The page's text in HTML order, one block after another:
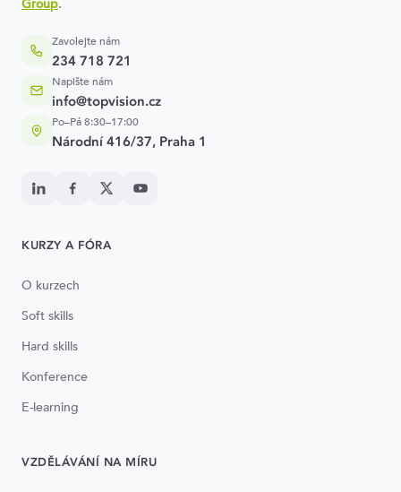
Group.
Zavolejte nám
234 718 721
Napište nám
info@topvision.cz
Po–Pá 8:30–17:00
Národní 416/37, Praha 1
KURZY A FÓRA
O kurzech
Soft skills
Hard skills
Konference
E-learning
VZDĚLÁVÁNÍ NA MÍRU